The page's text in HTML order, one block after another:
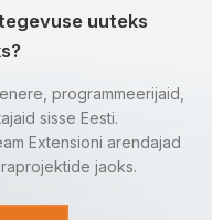
uuteks
programmeerijaid,
sisse Eesti.
Extensioni arendajad
jaoks.